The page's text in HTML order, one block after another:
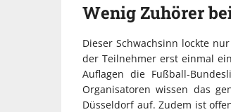
Wenig Zuhörer
Dieser Schwachsinn lockte
der Teilnehmer erst einmal
Auflagen die Fußball-
Organisatoren wissen das
Düsseldorf auf. Zudem ist